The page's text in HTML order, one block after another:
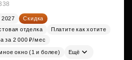
2027
Скидка
отделка
Платите как хотите
за 2 000 ₽/мес
окно (1 и более) Ещё